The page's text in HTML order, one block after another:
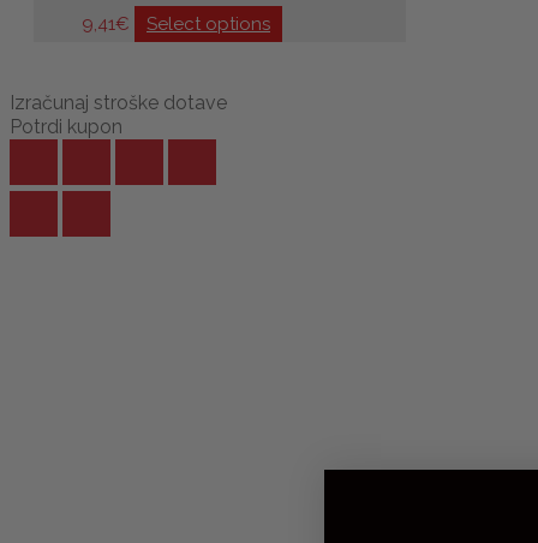
9,41€ Select options
Izračunaj stroške dotave
Potrdi kupon